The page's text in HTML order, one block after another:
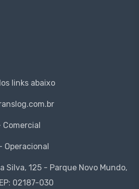
links abaixo
Comercial
Operacional
Silva, 125 - Parque Novo Mundo,
02187-030